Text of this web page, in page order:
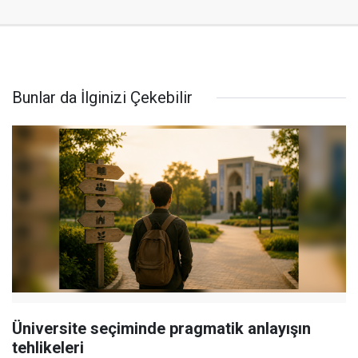
Bunlar da İlginizi Çekebilir
Üniversite seçiminde pragmatik anlayışın
tehlikeleri